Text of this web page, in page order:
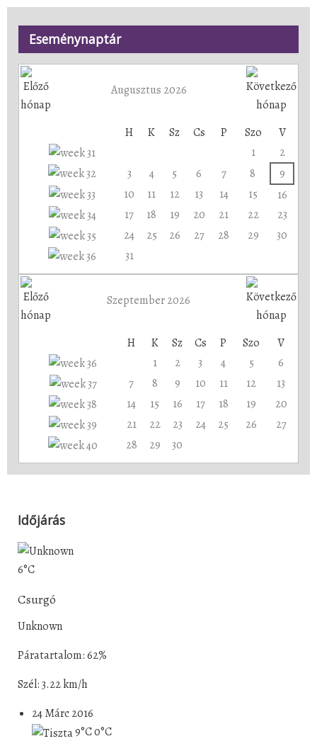
Eseménynaptár
Augusztus 2026
H K Sz Cs P Szo
V
1
2
3
4 5 6 7 8
9
10
11 12 13 14 15
16
17
18 19 20 21 22
23
24
25 26 27 28 29
30
31
Szeptember 2026
H K Sz Cs P Szo
V
1
2 3 4 5
6
7
8 9 10 11 12
13
14
15 16 17 18 19
20
21
22 23 24 25 26
27
28
29 30
Időjárás
6°C
Csurgó
Unknown
Páratartalom: 62%
Szél: 3.22 km/h
24 Márc 2016
9°C0°C